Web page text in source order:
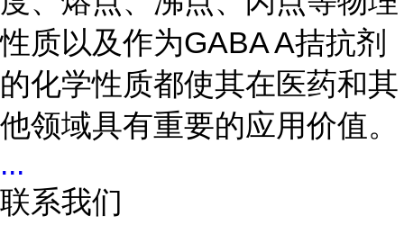
性质以及作为GABA A拮抗剂
的化学性质都使其在医药和其
他领域具有重要的应用价值。
...
联系我们